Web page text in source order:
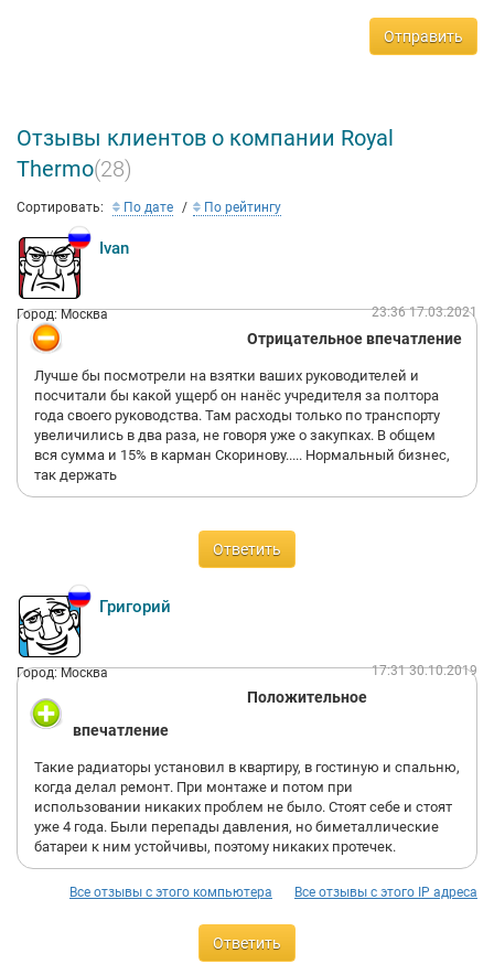
Отправить
Отзывы клиентов о компании Royal
Thermo(28)
Сортировать: По дате По рейтингу
Ivan
Город: Москва 23:36 17.03.2021
Отрицательное впечатление
Лучше бы посмотрели на взятки ваших руководителей и
посчитали бы какой ущерб он нанёс учредителя за полтора
года своего руководства. Там расходы только по транспорту
увеличились в два раза, не говоря уже о закупках. В общем
вся сумма и 15% в карман Скоринову..... Нормальный бизнес,
так держать
Ответить
Григорий
Город: Москва 17:31 30.10.2019
Положительное
впечатление
Такие радиаторы установил в квартиру, в гостиную и спальню,
когда делал ремонт. При монтаже и потом при
использовании никаких проблем не было. Стоят себе и стоят
уже 4 года. Были перепады давления, но биметаллические
батареи к ним устойчивы, поэтому никаких протечек.
Все отзывы с этого IP адреса
Все отзывы с этого компьютера
Ответить